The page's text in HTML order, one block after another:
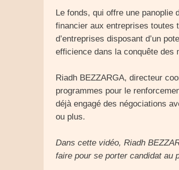
Le fonds, qui offre une panoplie
financier aux entreprises toutes
d’entreprises disposant d’un
efficience dans la conquête des
Riadh BEZZARGA, directeur
programmes pour le
déjà engagé des négociations
ou plus.
Dans cette vidéo, Riadh
faire pour se porter candidat au